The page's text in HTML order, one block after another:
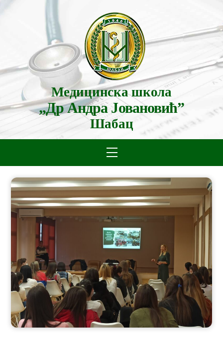
Медицинска школа
„Др Андра Јовановић”
Шабац
Menu